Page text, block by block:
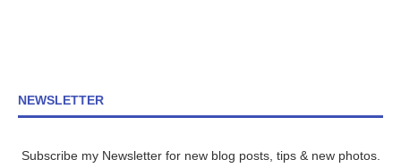
NEWSLETTER
Subscribe my Newsletter for new blog posts, tips & new photos.